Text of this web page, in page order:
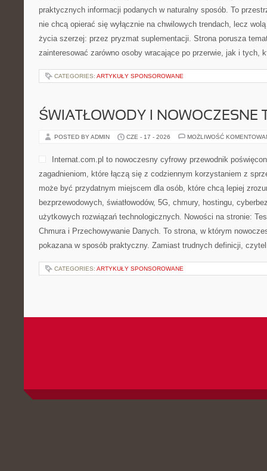
praktycznych informacji podanych w naturalny sposób. To
nie chcą opierać się wyłącznie na chwilowych trendach, lecz
życia szerzej: przez pryzmat suplementacji. Strona porusza
zainteresować zarówno osoby wracające po przerwie, jak i tych,
CATEGORIES: ARTYKUŁY SPONSOROWANE
ŚWIATŁOWODY I NOWOCZESNE
POSTED BY ADMIN CZE - 17 - 2026 MOŻLIWOŚĆ
Internat.com.pl to nowoczesny cyfrowy przewodnik
zagadnieniom, które łączą się z codziennym korzystaniem z
może być przydatnym miejscem dla osób, które chcą lepiej
bezprzewodowych, światłowodów, 5G, chmury, hostingu,
użytkowych rozwiązań technologicznych. Nowości na stronie:
Chmura i Przechowywanie Danych. To strona, w którym
pokazana w sposób praktyczny. Zamiast trudnych definicji,
CATEGORIES: ARTYKUŁY SPONSOROWANE